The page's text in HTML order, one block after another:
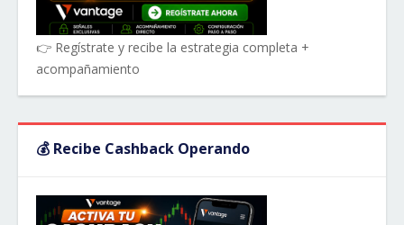
👉 Regístrate y recibe la estrategia completa +
acompañamiento
💰 Recibe Cashback Operando